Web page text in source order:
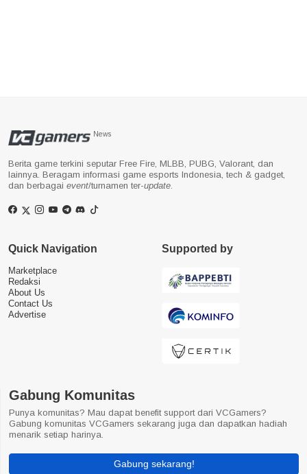
News
Berita game terkini seputar Free Fire, MLBB, PUBG, Valorant, dan
lainnya. Beragam informasi game esports Indonesia, tech & gadget,
dan berbagai event/turnamen ter-update.
Quick Navigation
Marketplace
Redaksi
About Us
Contact Us
Advertise
Supported by
Gabung Komunitas
Punya komunitas? Mau dapat benefit support dari VCGamers?
Gabung komunitas VCGamers sekarang juga dan dapatkan hadiah
menarik setiap harinya.
Gabung sekarang!